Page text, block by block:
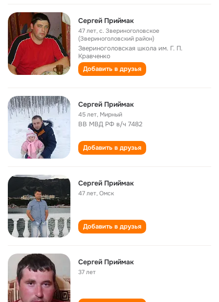
Сергей Приймак
47 лет,с. Звериноголовское
(Звериноголовский район)
Звериноголовская школа им. Г. П.
Кравченко
Добавить в друзья
Сергей Приймак
45 лет, Мирный
ВВ МВД РФ в/ч 7482
Добавить в друзья
Сергей Приймак
47 лет,Омск
Добавить в друзья
Сергей Приймак
37 лет